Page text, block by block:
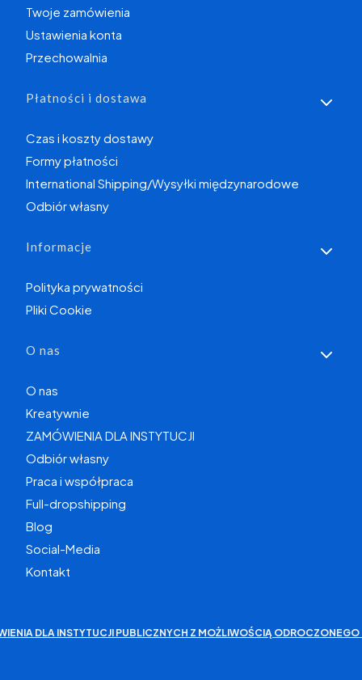
Twoje zamówienia
Ustawienia konta
Przechowalnia
Płatności i dostawa
Czas i koszty dostawy
Formy płatności
International Shipping/Wysyłki międzynarodowe
Odbiór własny
Informacje
Polityka prywatności
Pliki Cookie
O nas
O nas
Kreatywnie
ZAMÓWIENIA DLA INSTYTUCJI
Odbiór własny
Praca i współpraca
Full-dropshipping
Blog
Social-Media
Kontakt
DLA INSTYTUCJI PUBLICZNYCH Z MOŻLIWOŚCIĄ ODROCZONEGO